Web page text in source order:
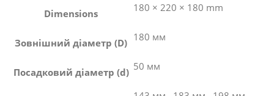
Dimensions 180 × 220 × 180 mm
Зовнішний діаметр (D) 180 мм
Посадковий діаметр (d) 50 мм